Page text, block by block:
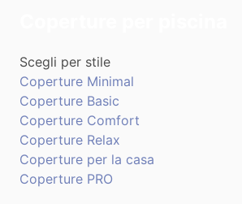
Scegli per stile
Coperture Minimal
Coperture Basic
Coperture Comfort
Coperture Relax
Coperture per la casa
Coperture PRO